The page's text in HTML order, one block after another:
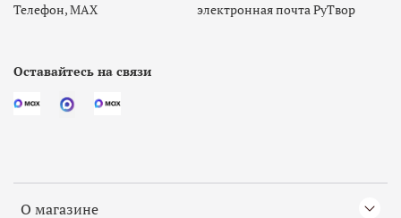
О магазине
Телефон, МАХ электронная почта РуТвор
Оставайтесь на связи